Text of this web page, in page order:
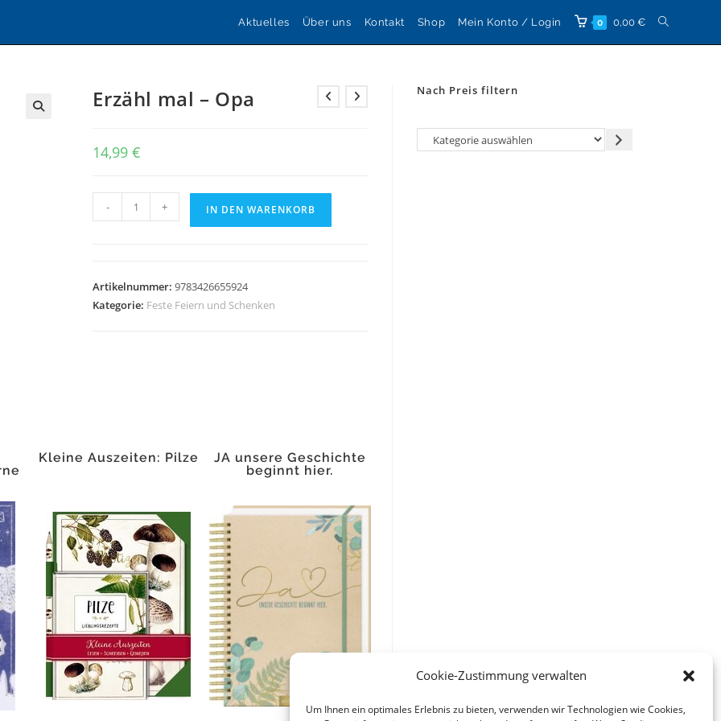
Cookie-Zustimmung verwalten
Um Ihnen ein optimales Erlebnis zu bieten, verwenden wir Technologien wie Cookies,
Aktuelles Über uns Kontakt Shop Mein Konto / Login 0 0,00 € Website-
Erzähl mal – Opa
14,99€
mal
Menge
- + IN DEN WARENKORB
Artikelnummer:9783426655924
Kategorie: Feste Feiern und Schenken
Kleine Auszeiten: Pilze
JA unsere Geschichte
beginnt hier.
Nach Preis filtern
Kategorie